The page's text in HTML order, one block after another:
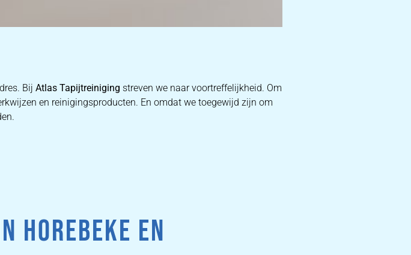
Bij Atlas Tapijtreiniging streven we naar voortreffelijkheid. Om
en reinigingsproducten. En omdat we toegewijd zijn om
HOREBEKE EN